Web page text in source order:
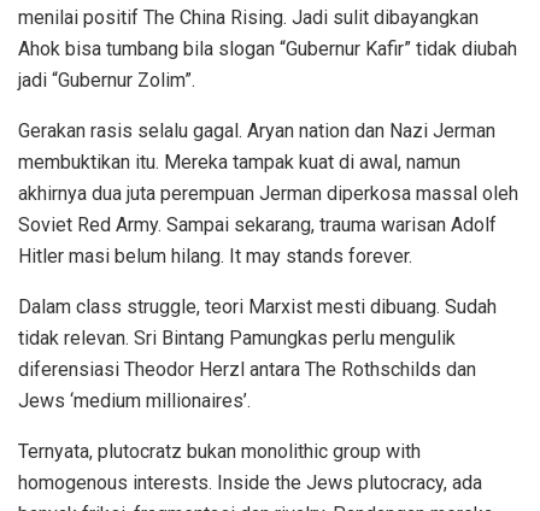
menilai positif The China Rising. Jadi sulit dibayangkan
Ahok bisa tumbang bila slogan “Gubernur Kafir” tidak diubah
jadi “Gubernur Zolim”.
Gerakan rasis selalu gagal. Aryan nation dan Nazi Jerman
membuktikan itu. Mereka tampak kuat di awal, namun
akhirnya dua juta perempuan Jerman diperkosa massal oleh
Soviet Red Army. Sampai sekarang, trauma warisan Adolf
Hitler masi belum hilang. It may stands forever.
Dalam class struggle, teori Marxist mesti dibuang. Sudah
tidak relevan. Sri Bintang Pamungkas perlu mengulik
diferensiasi Theodor Herzl antara The Rothschilds dan
Jews ‘medium millionaires’.
Ternyata, plutocratz bukan monolithic group with
homogenous interests. Inside the Jews plutocracy, ada